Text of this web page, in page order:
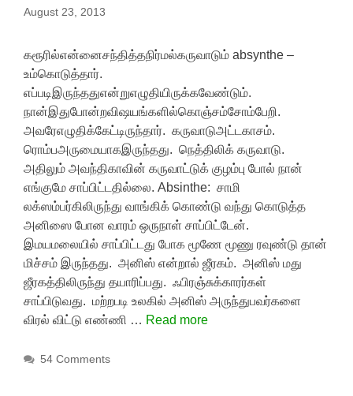
August 23, 2013
கரூரில்என்னைசந்தித்தநிர்மல்கருவாடும் absynthe –
உம்கொடுத்தார்.
எப்படிஇருந்ததுஎன்றுஎழுதியிருக்கவேண்டும்.
நான்இதுபோன்றவிஷயங்களில்கொஞ்சம்சோம்பேறி.
அவரேஎழுதிக்கேட்டிருந்தார். கருவாடுஅட்டகாசம்.
ரொம்பஅருமையாகஇருந்தது. நெத்திலிக் கருவாடு.
அதிலும் அவந்திகாவின் கருவாட்டுக் குழம்பு போல் நான்
எங்குமே சாப்பிட்டதில்லை. Absinthe: சாமி
லக்ஸம்பர்கிலிருந்து வாங்கிக் கொண்டு வந்து கொடுத்த
அனிஸை போன வாரம் ஒருநாள் சாப்பிட்டேன்.
இமயமலையில் சாப்பிட்டது போக மூணே மூணு ரவுண்டு தான்
மிச்சம் இருந்தது. அனிஸ் என்றால் ஜீரகம். அனிஸ் மது
ஜீரகத்திலிருந்து தயாரிப்பது. ஃபிரஞ்சுக்காரர்கள்
சாப்பிடுவது. மற்றபடி உலகில் அனிஸ் அருந்துபவர்களை
விரல் விட்டு எண்ணி … Read more
54 Comments